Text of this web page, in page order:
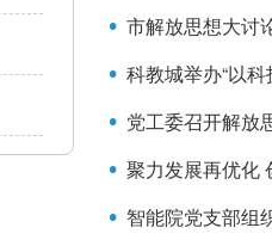
市解放思想大讨
科教城举办“以
党工委召开解放
聚力发展再优化
智能院党支部组